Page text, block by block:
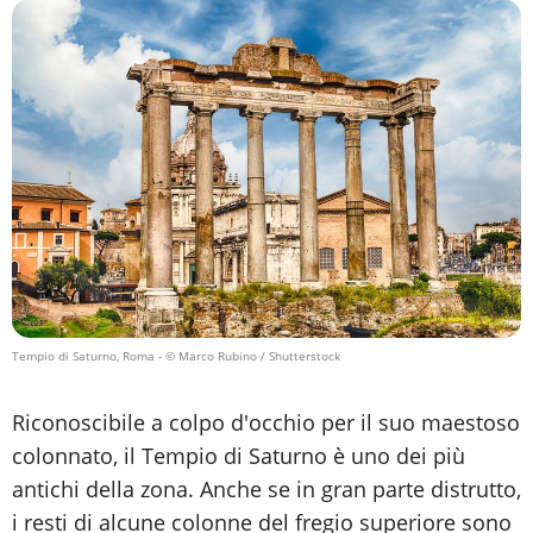
Tempio di Saturno, Roma - © Marco Rubino / Shutterstock
Riconoscibile a colpo d'occhio per il suo maestoso
colonnato, il Tempio di Saturno è uno dei più
antichi della zona. Anche se in gran parte distrutto,
i resti di alcune colonne del fregio superiore sono